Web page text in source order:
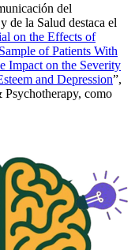
del
de la Salud destaca el
on the Effects of
of Patients With
Impact on the Severity
and Depression”,
como